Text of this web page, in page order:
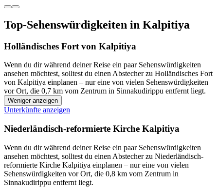
Top-Sehenswürdigkeiten in Kalpitiya
Holländisches Fort von Kalpitiya
Wenn du dir während deiner Reise ein paar Sehenswürdigkeiten
ansehen möchtest, solltest du einen Abstecher zu Holländisches Fort
von Kalpitiya einplanen – nur eine von vielen Sehenswürdigkeiten
vor Ort, die 0,7 km vom Zentrum in Sinnakudirippu entfernt liegt.
Weniger anzeigen
Unterkünfte anzeigen
Niederländisch-reformierte Kirche Kalpitiya
Wenn du dir während deiner Reise ein paar Sehenswürdigkeiten
ansehen möchtest, solltest du einen Abstecher zu Niederländisch-
reformierte Kirche Kalpitiya einplanen – nur eine von vielen
Sehenswürdigkeiten vor Ort, die 0,8 km vom Zentrum in
Sinnakudirippu entfernt liegt.